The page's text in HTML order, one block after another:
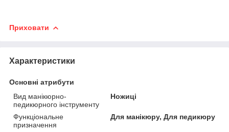
Приховати
Характеристики
Основні атрибути
Вид манікюрно-
педикюрного інструменту
Ножиці
Функціональне
призначення
Для манікюру, Для педикюру